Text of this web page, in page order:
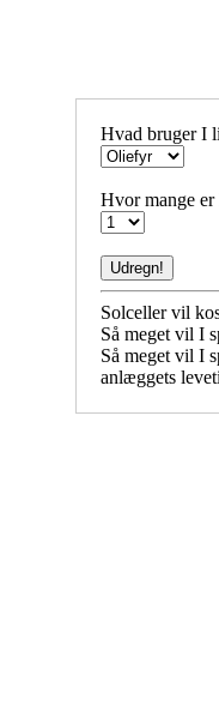
Hvad bruger I
Hvor mange er
Solceller vil
Så meget vil I
Så meget vil I
anlæggets